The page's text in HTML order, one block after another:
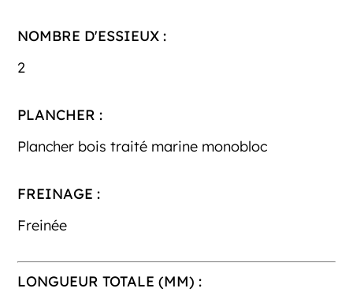
NOMBRE D'ESSIEUX :
2
PLANCHER :
Plancher bois traité marine monobloc
FREINAGE :
Freinée
LONGUEUR TOTALE (MM) :